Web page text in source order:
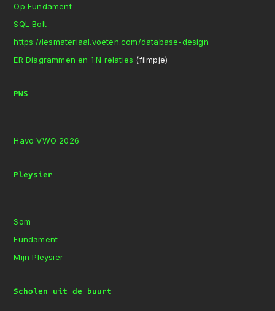
Op Fundament
SQL Bolt
https://lesmateriaal.voeten.com/database-design
ER Diagrammen en 1:N relaties (filmpje)
PWS
Havo VWO 2026
Pleysier
Som
Fundament
Mijn Pleysier
Scholen uit de buurt